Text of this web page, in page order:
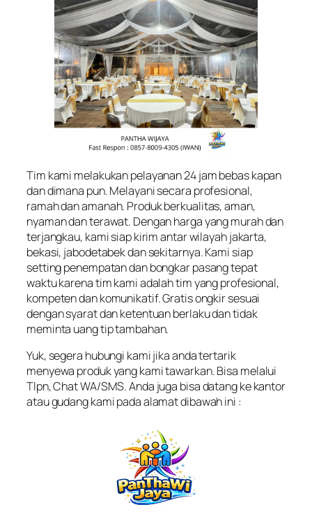
Tim kami melakukan pelayanan 24 jam bebas kapan
dan dimana pun. Melayani secara profesional,
ramah dan amanah. Produk berkualitas, aman,
nyaman dan terawat. Dengan harga yang murah dan
terjangkau, kami siap kirim antar wilayah jakarta,
bekasi, jabodetabek dan sekitarnya. Kami siap
setting penempatan dan bongkar pasang tepat
waktu karena tim kami adalah tim yang profesional,
kompeten dan komunikatif. Gratis ongkir sesuai
dengan syarat dan ketentuan berlaku dan tidak
meminta uang tip tambahan.
Yuk, segera hubungi kami jika anda tertarik
menyewa produk yang kami tawarkan. Bisa melalui
Tlpn, Chat WA/SMS. Anda juga bisa datang ke kantor
atau gudang kami pada alamat dibawah ini :